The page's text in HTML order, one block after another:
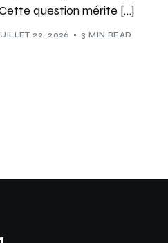
question mérite […]
22, 2026 3 MIN READ